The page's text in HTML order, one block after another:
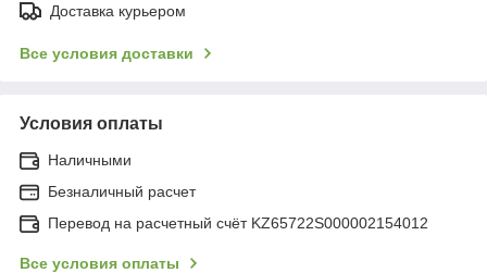
Доставка курьером
Все условия доставки
Условия оплаты
Наличными
Безналичный расчет
Перевод на расчетный счёт KZ65722S000002154012
Все условия оплаты